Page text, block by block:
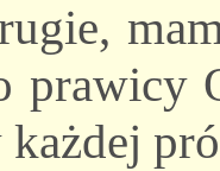
prawicy